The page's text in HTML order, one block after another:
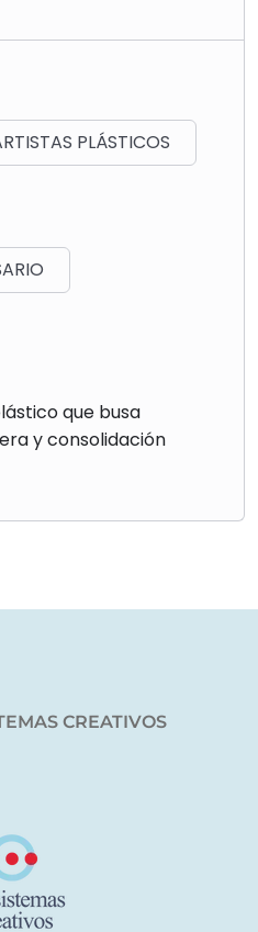
PLÁSTICOS
que busa
y consolidación
CREATIVOS